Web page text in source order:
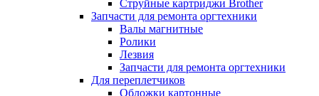
Струйные картриджи Brother
Запчасти для ремонта оргтехники
Валы магнитные
Ролики
Лезвия
Запчасти для ремонта оргтехники
Для переплетчиков
Обложки картонные